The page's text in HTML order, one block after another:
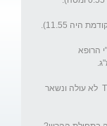
נראה שלא משנה המינון של התרופה, רמת T4  לא עולה ונשאר